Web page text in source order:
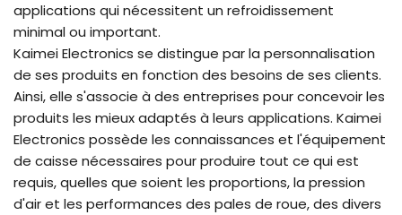
applications qui nécessitent un refroidissement
minimal ou important.
Kaimei Electronics se distingue par la personnalisation
de ses produits en fonction des besoins de ses clients.
Ainsi, elle s'associe à des entreprises pour concevoir les
produits les mieux adaptés à leurs applications. Kaimei
Electronics possède les connaissances et l'équipement
de caisse nécessaires pour produire tout ce qui est
requis, quelles que soient les proportions, la pression
d'air et les performances des pales de roue, des divers